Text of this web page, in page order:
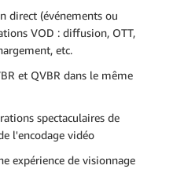
direct (événements ou
VOD : diffusion, OTT,
etc.
et QVBR dans le même
spectaculaires de
l'encodage vidéo
expérience de visionnage